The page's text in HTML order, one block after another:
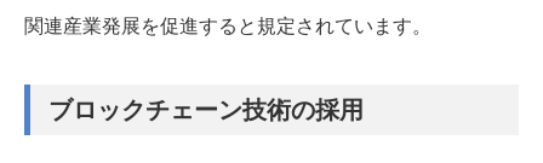
関連産業発展を促進すると規定されています。
ブロックチェーン技術の採用